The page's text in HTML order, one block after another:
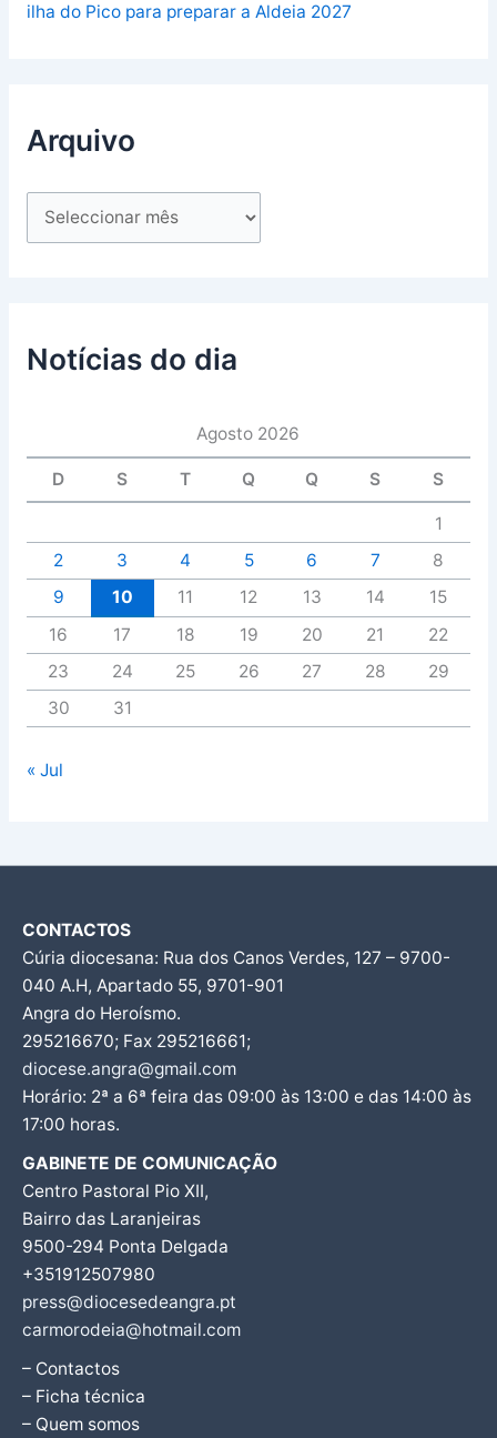
ilha do Pico para preparar a Aldeia 2027
Arquivo
Notícias do dia
Agosto 2026
D S T Q Q S S
1
2
3 4 5 6 7
8
9
10 11 12 13 14
15
16
17 18 19 20 21
22
23
24 25 26 27 28
29
30
31
« Jul
CONTACTOS
Cúria diocesana: Rua dos Canos Verdes, 127 – 9700-
040 A.H, Apartado 55, 9701-901
Angra do Heroísmo.
295216670; Fax 295216661;
diocese.angra@gmail.com
Horário: 2ª a 6ª feira das 09:00 às 13:00 e das 14:00 às
17:00 horas.
GABINETE DE COMUNICAÇÃO
Centro Pastoral Pio XII,
Bairro das Laranjeiras
9500-294 Ponta Delgada
+351912507980
press@diocesedeangra.pt
carmorodeia@hotmail.com
– Contactos
– Ficha técnica
– Quem somos